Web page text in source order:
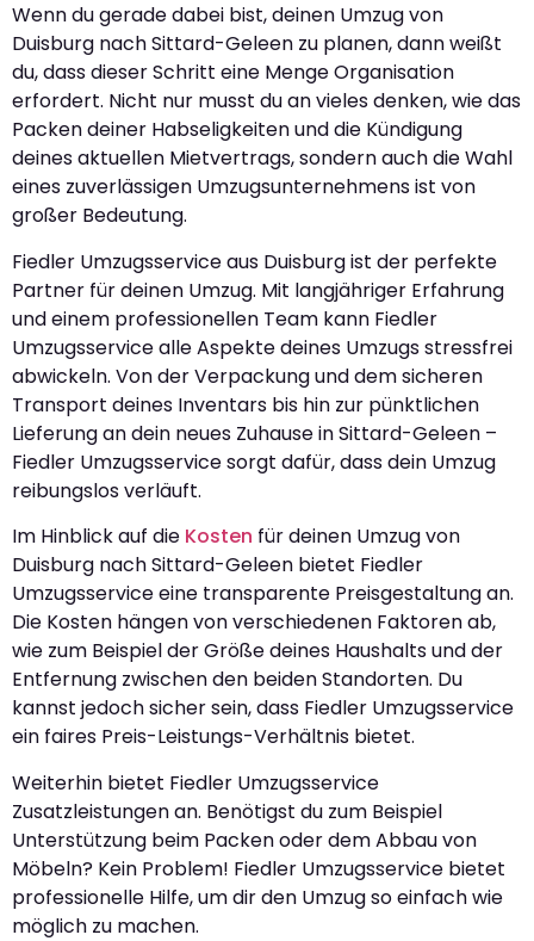
Wenn du gerade dabei bist, deinen Umzug von
Duisburg nach Sittard-Geleen zu planen, dann weißt
du, dass dieser Schritt eine Menge Organisation
erfordert. Nicht nur musst du an vieles denken, wie das
Packen deiner Habseligkeiten und die Kündigung
deines aktuellen Mietvertrags, sondern auch die Wahl
eines zuverlässigen Umzugsunternehmens ist von
großer Bedeutung.
Fiedler Umzugsservice aus Duisburg ist der perfekte
Partner für deinen Umzug. Mit langjähriger Erfahrung
und einem professionellen Team kann Fiedler
Umzugsservice alle Aspekte deines Umzugs stressfrei
abwickeln. Von der Verpackung und dem sicheren
Transport deines Inventars bis hin zur pünktlichen
Lieferung an dein neues Zuhause in Sittard-Geleen –
Fiedler Umzugsservice sorgt dafür, dass dein Umzug
reibungslos verläuft.
Im Hinblick auf die Kosten für deinen Umzug von
Duisburg nach Sittard-Geleen bietet Fiedler
Umzugsservice eine transparente Preisgestaltung an.
Die Kosten hängen von verschiedenen Faktoren ab,
wie zum Beispiel der Größe deines Haushalts und der
Entfernung zwischen den beiden Standorten. Du
kannst jedoch sicher sein, dass Fiedler Umzugsservice
ein faires Preis-Leistungs-Verhältnis bietet.
Weiterhin bietet Fiedler Umzugsservice
Zusatzleistungen an. Benötigst du zum Beispiel
Unterstützung beim Packen oder dem Abbau von
Möbeln? Kein Problem! Fiedler Umzugsservice bietet
professionelle Hilfe, um dir den Umzug so einfach wie
möglich zu machen.